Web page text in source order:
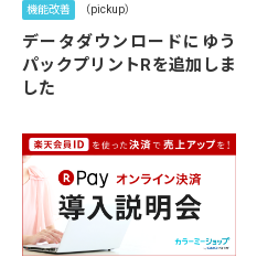
機能改善 （pickup）
データダウンロードにゆう
パックプリントRを追加しま
した